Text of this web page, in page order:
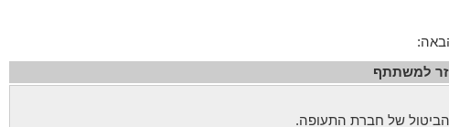
למשתתף
של חברת התעופה.